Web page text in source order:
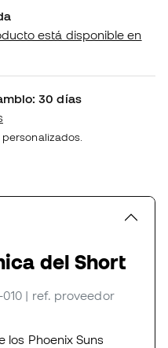
está disponible en
30 días
del Short
| ref. proveedor
los Phoenix Suns